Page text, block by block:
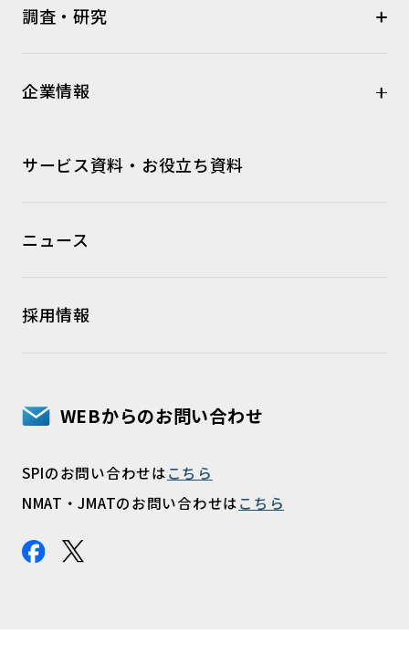
調査・研究
企業情報
サービス資料・お役立ち資料
ニュース
採用情報
WEBからのお問い合わせ
SPIのお問い合わせはこちら
NMAT・JMATのお問い合わせはこちら